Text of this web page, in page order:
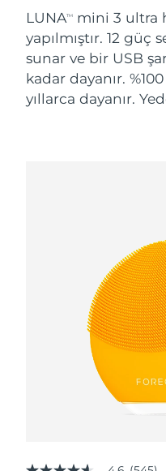
LUNATM
mini 3 ultra
yapılmıştır. 12 güç
sunar ve bir USB
kadar dayanır.
yıllarca dayanır.